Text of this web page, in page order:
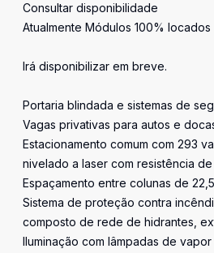
Consultar disponibilidade
Atualmente Módulos 100% locados
Irá disponibilizar em breve.
Portaria blindada e sistemas de
Vagas privativas para autos e
Estacionamento comum com 293
nivelado a laser com resistência
Espaçamento entre colunas de
Sistema de proteção contra
composto de rede de hidrantes,
Iluminação com lâmpadas de